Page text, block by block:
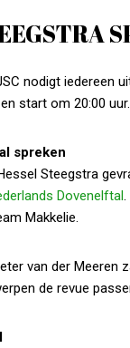
nodigt iedereen
start om 20:00 uur.
spreken
Steegstra
Dovenelftal.
Makkelie.
van der Meeren
de revue